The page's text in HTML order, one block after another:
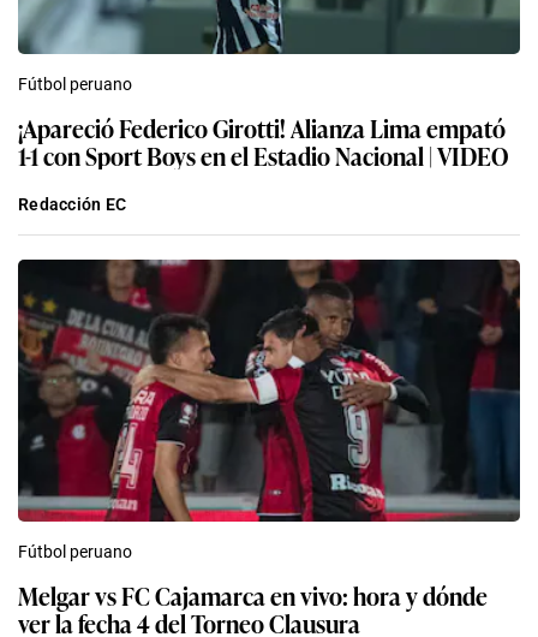
Fútbol peruano
¡Apareció Federico Girotti! Alianza Lima empató
1-1 con Sport Boys en el Estadio Nacional | VIDEO
Redacción EC
Fútbol peruano
Melgar vs FC Cajamarca en vivo: hora y dónde
ver la fecha 4 del Torneo Clausura